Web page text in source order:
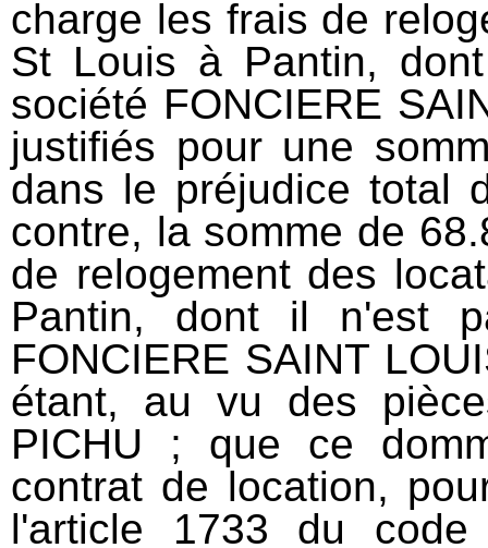
charge les frais de
St Louis à Pantin,
société FONCIERE
justifiés pour une
dans le préjudice total
contre, la somme de
de relogement des
Pantin, dont il n'est
FONCIERE SAINT
étant, au vu des
PICHU ; que ce
contrat de location,
l'article 1733 du